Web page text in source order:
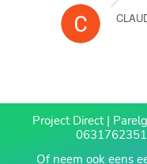
Project Direct |
Of neem ook eens